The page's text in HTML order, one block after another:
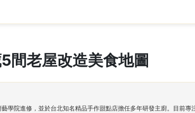
間老屋改造美食地圖
學院進修，並於台北知名精品手作甜點店擔任多年研發主廚。目前